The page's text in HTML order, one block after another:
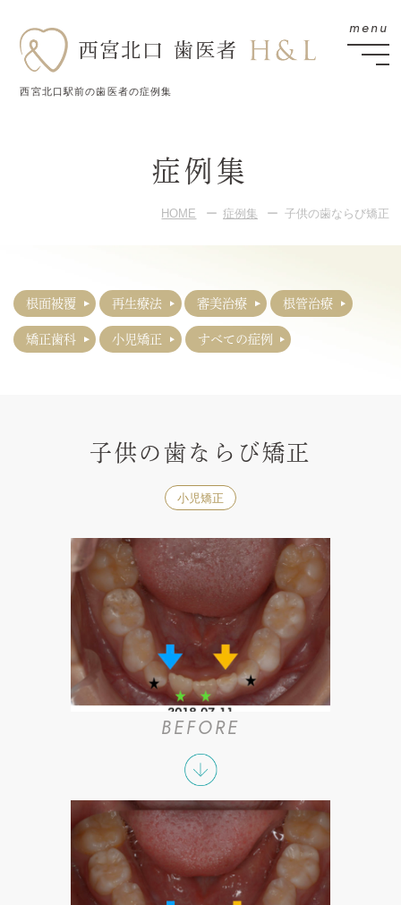
西宮北口駅前の歯医者の症例集
症例集
HOME 症例集 子供の歯ならび矯正
根面被覆 再生療法 審美治療 根管治療
矯正歯科 小児矯正 すべての症例
子供の歯ならび矯正
小児矯正
BEFORE